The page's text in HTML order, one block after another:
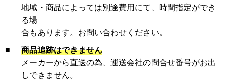
地域・商品によっては別途費用にて、時間指定ができ
る場
合もあります。お問い合わせください。
■
商品追跡はできません
メーカーから直送の為、運送会社の問合せ番号がお出
しできません。